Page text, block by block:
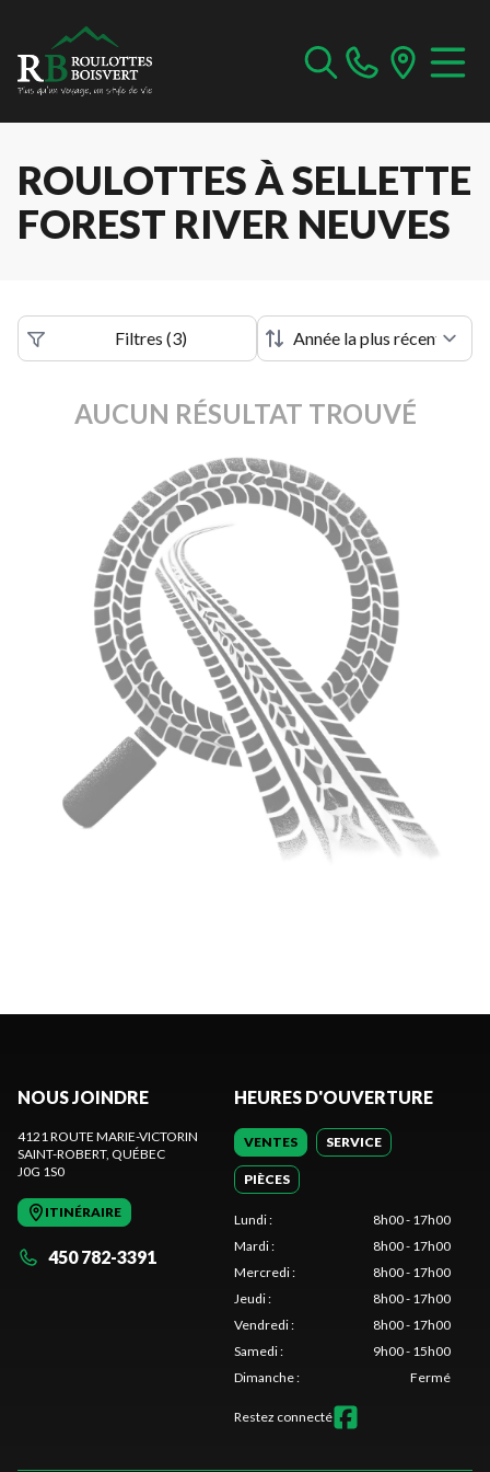
ROULOTTES À SELLETTE
FOREST RIVER NEUVES
Filtres (3)
AUCUN RÉSULTAT TROUVÉ
NOUS JOINDRE
4121 ROUTE MARIE-VICTORIN
SAINT-ROBERT, QUÉBEC
J0G 1S0
ITINÉRAIRE
450 782-3391
HEURES D'OUVERTURE
VENTES SERVICE
PIÈCES
Lundi:
8h00 - 17h00
Mardi:
8h00 - 17h00
Mercredi:
8h00 - 17h00
Jeudi:
8h00 - 17h00
Vendredi:
8h00 - 17h00
Samedi:
9h00 - 15h00
Dimanche: Fermé
Restez connecté